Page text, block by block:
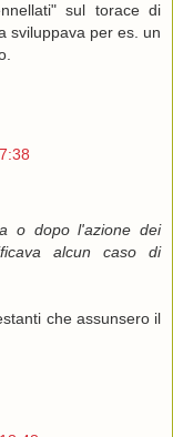
sul torace di
sviluppava per es. un
o dopo l'azione dei
alcun caso di
che assunsero il